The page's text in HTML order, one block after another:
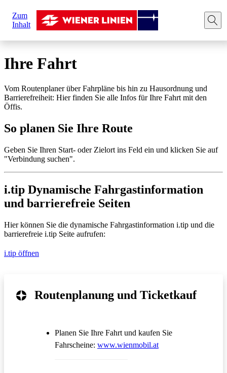
Zum
Inhalt
sind
hier:
Startseite Ihre Fahrt Route planen
Ihre Fahrt
Vom Routenplaner über Fahrpläne bis hin zu Hausordnung und
Barrierefreiheit: Hier finden Sie alle Infos für Ihre Fahrt mit den
Öffis.
So planen Sie Ihre Route
Geben Sie Ihren Start- oder Zielort ins Feld ein und klicken Sie auf
"Verbindung suchen".
i.tip Dynamische Fahrgastinformation
und barrierefreie Seiten
Hier können Sie die dynamische Fahrgastinformation i.tip und die
barrierefreie i.tip Seite aufrufen:
i.tip öffnen
Routenplanung und Ticketkauf
Planen Sie Ihre Fahrt und kaufen Sie
Fahrscheine: www.wienmobil.atÖffnet in einem